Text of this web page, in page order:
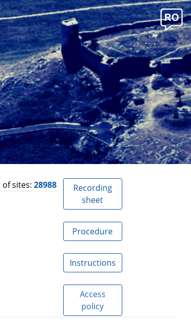
sites: 28988
Recording
sheet
Procedure
Instructions
Access
policy